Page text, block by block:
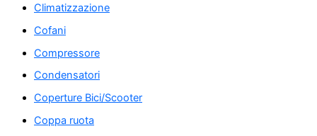
Climatizzazione
Cofani
Compressore
Condensatori
Coperture Bici/Scooter
Coppa ruota